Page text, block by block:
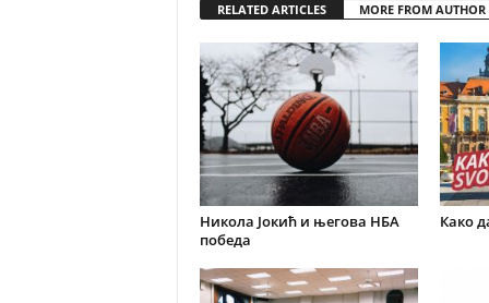
RELATED ARTICLES MORE FROM AUTHOR
Никола Јокић и његова НБА
победа
Како